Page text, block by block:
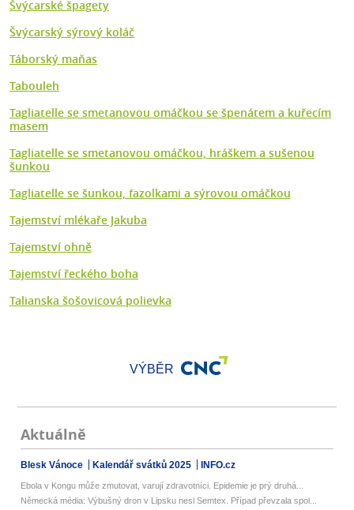
Švýcarské špagety
Švýcarský sýrový koláč
Táborský maňas
Tabouleh
Tagliatelle se smetanovou omáčkou se špenátem a kuřecím
masem
Tagliatelle se smetanovou omáčkou, hráškem a sušenou
šunkou
Tagliatelle se šunkou, fazolkami a sýrovou omáčkou
Tajemství mlékaře Jakuba
Tajemství ohně
Tajemství řeckého boha
Talianska šošovicová polievka
VÝBĚR
Aktuálně
Blesk Vánoce Kalendář svátků 2025 INFO.cz
Ebola v Kongu může zmutovat, varují zdravotníci. Epidemie je prý druhá...
Německá média: Výbušný dron v Lipsku nesl Semtex. Případ převzala spol...